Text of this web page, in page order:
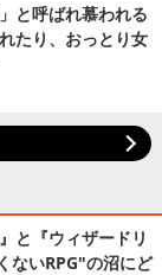
と呼ばれ慕われる
たり、おっとり女
と『ウィザードリ
ないRPG"の沼にど